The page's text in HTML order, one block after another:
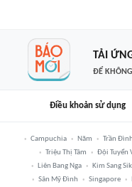
TẢI
ĐỂ
Điều khoản sử dụng
Campuchia Năm Trần
Triệu Thị Tâm
Đội Tuyển
Liên Bang Nga
Kim Sang Sik
Sân Mỹ Đình
Singapore